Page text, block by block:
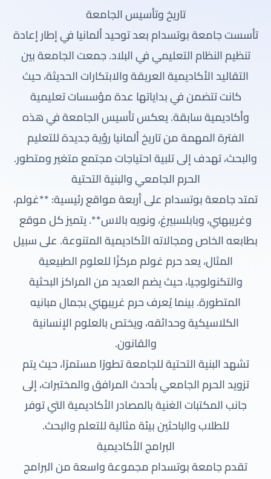
تاريخ وتأسيس الجامعة
تأسست جامعة بوتسدام بعد توحيد ألمانيا في إطار إعادة
تنظيم النظام التعليمي في البلاد. جمعت الجامعة بين
التقاليد الأكاديمية العريقة والابتكارات الحديثة، حيث
كانت تتضمن في بداياتها عدة مؤسسات تعليمية
وأكاديمية سابقة. يعكس تأسيس الجامعة في هذه
الفترة المهمة من تاريخ ألمانيا رؤية جديدة للتعليم
والبحث، تهدف إلى تلبية احتياجات مجتمع متغير ومتطور.
الحرم الجامعي والبنية التحتية
تمتد جامعة بوتسدام على أربعة مواقع رئيسية: **غولم،
وغريبهني، وبابلسبيرغ، ونويه بالاس**. يتميز كل موقع
بطابعه الخاص ومجالاته الأكاديمية المتنوعة. على سبيل
المثال، يعد حرم غولم مركزًا للعلوم الطبيعية
والتكنولوجيا، حيث يضم العديد من المراكز البحثية
المتطورة. بينما يُعرف حرم غريبهني بجمال مبانيه
الكلاسيكية وحدائقه، ويختص بالعلوم الإنسانية
والقانون.
تشهد البنية التحتية للجامعة تطورًا مستمرًا، حيث يتم
تزويد الحرم الجامعي بأحدث المرافق والمختبرات، إلى
جانب المكتبات الغنية بالمصادر الأكاديمية التي توفر
للطلاب والباحثين بيئة مثالية للتعلم والبحث.
البرامج الأكاديمية
تقدم جامعة بوتسدام مجموعة واسعة من البرامج